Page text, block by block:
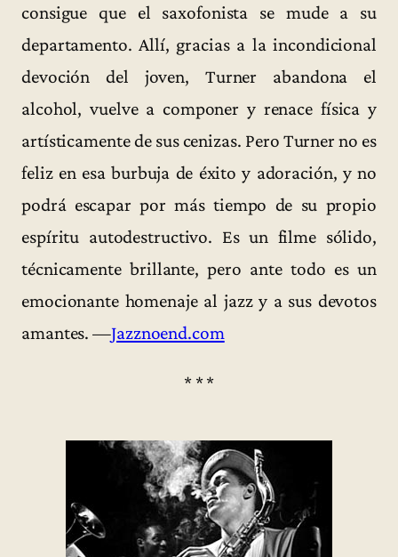
consigue que el saxofonista se mude a su
departamento. Allí, gracias a la incondicional
devoción del joven, Turner abandona el
alcohol, vuelve a componer y renace física y
artísticamente de sus cenizas. Pero Turner no es
feliz en esa burbuja de éxito y adoración, y no
podrá escapar por más tiempo de su propio
espíritu autodestructivo. Es un filme sólido,
técnicamente brillante, pero ante todo es un
emocionante homenaje al jazz y a sus devotos
amantes. —Jazznoend.com
* * *